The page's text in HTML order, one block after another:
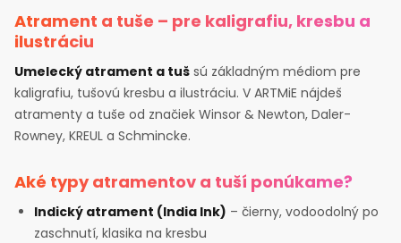
Atrament a tuše – pre kaligrafiu, kresbu a
ilustráciu
Umelecký atrament a tuš sú základným médiom pre
kaligrafiu, tušovú kresbu a ilustráciu. V ARTMiE nájdeš
atramenty a tuše od značiek Winsor & Newton, Daler-
Rowney, KREUL a Schmincke.
Aké typy atramentov a tuší ponúkame?
Indický atrament (India Ink) – čierny, vodoodolný po
zaschnutí, klasika na kresbu